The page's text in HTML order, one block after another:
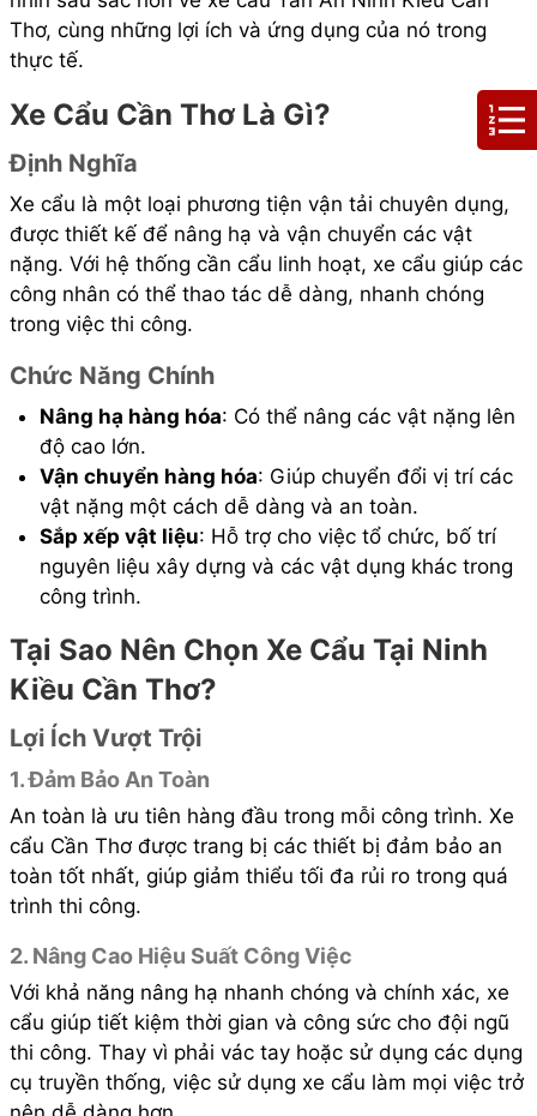
Thơ, cùng những lợi ích và ứng dụng của nó trong
thực tế.
Xe Cẩu Cần Thơ Là Gì?
Định Nghĩa
Xe cẩu là một loại phương tiện vận tải chuyên dụng,
được thiết kế để nâng hạ và vận chuyển các vật
nặng. Với hệ thống cần cẩu linh hoạt, xe cẩu giúp các
công nhân có thể thao tác dễ dàng, nhanh chóng
trong việc thi công.
Chức Năng Chính
Nâng hạ hàng hóa: Có thể nâng các vật nặng lên
độ cao lớn.
Vận chuyển hàng hóa: Giúp chuyển đổi vị trí các
vật nặng một cách dễ dàng và an toàn.
Sắp xếp vật liệu: Hỗ trợ cho việc tổ chức, bố trí
nguyên liệu xây dựng và các vật dụng khác trong
công trình.
Tại Sao Nên Chọn Xe Cẩu Tại Ninh
Kiều Cần Thơ?
Lợi Ích Vượt Trội
1. Đảm Bảo An Toàn
An toàn là ưu tiên hàng đầu trong mỗi công trình. Xe
cẩu Cần Thơ được trang bị các thiết bị đảm bảo an
toàn tốt nhất, giúp giảm thiểu tối đa rủi ro trong quá
trình thi công.
2. Nâng Cao Hiệu Suất Công Việc
Với khả năng nâng hạ nhanh chóng và chính xác, xe
cẩu giúp tiết kiệm thời gian và công sức cho đội ngũ
thi công. Thay vì phải vác tay hoặc sử dụng các dụng
cụ truyền thống, việc sử dụng xe cẩu làm mọi việc trở